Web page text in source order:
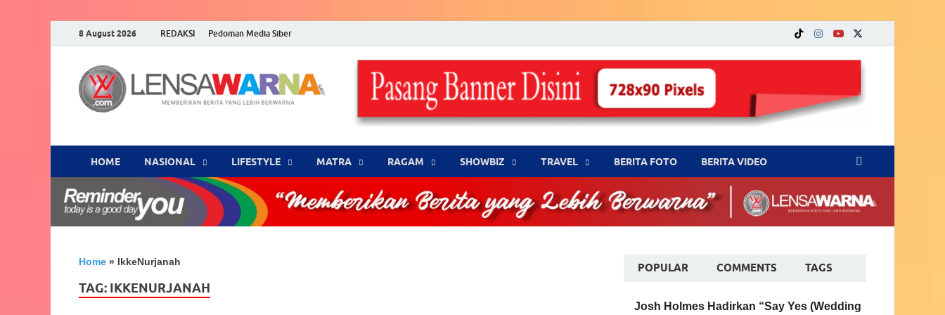
8 August 2026 REDAKSI Pedoman Media Siber
LENSA WARNA .com
Memberikan Berita yang Lebih Berwarna
HOME NASIONAL ‎LIFESTYLE MATRA ‎RAGAM ‎SHOWBIZ ‎TRAVEL BERITA FOTO BERITA VIDEO
Home » IkkeNurjanah
TAG: IKKENURJANAH
POPULAR COMMENTS TAGS
Josh Holmes Hadirkan “Say Yes (Wedding